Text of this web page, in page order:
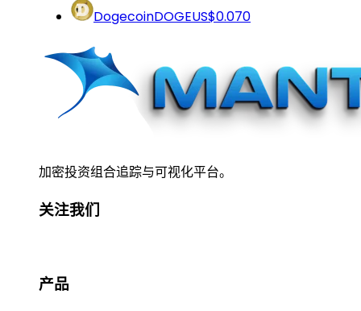
DogecoinDOGEUS$0.070
加密投资组合追踪与可视化平台。
关注我们
产品